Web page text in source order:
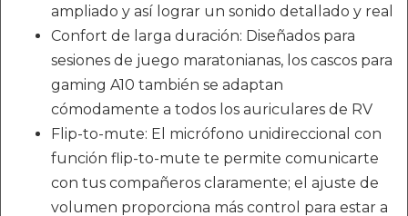
ampliado y así lograr un sonido detallado y real
Confort de larga duración: Diseñados para
sesiones de juego maratonianas, los cascos para
gaming A10 también se adaptan
cómodamente a todos los auriculares de RV
Flip-to-mute: El micrófono unidireccional con
función flip-to-mute te permite comunicarte
con tus compañeros claramente; el ajuste de
volumen proporciona más control para estar a